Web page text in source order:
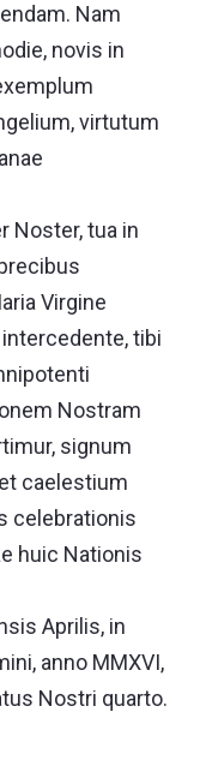
Nam
novis in
virtutum
Noster, tua in
Virgine
intercedente, tibi
Nostram
signum
caelestium
celebrationis
huic Nationis
Aprilis, in
anno MMXVI,
Nostri quarto.